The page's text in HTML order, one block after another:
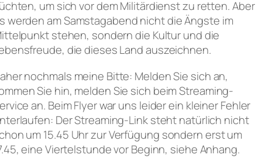
um sich vor dem Militärdienst zu retten. Aber
werden am Samstagabend nicht die Ängste im
stehen, sondern die Kultur und die
die dieses Land auszeichnen.
nochmals meine Bitte: Melden Sie sich an,
Sie hin, melden Sie sich beim Streaming-
an. Beim Flyer war uns leider ein kleiner Fehler
Der Streaming-Link steht natürlich nicht
um 15.45 Uhr zur Verfügung sondern erst um
eine Viertelstunde vor Beginn, siehe Anhang.